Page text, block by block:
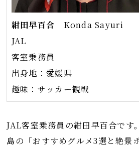
紺田早百合 Konda Sayuri
JAL
客室乗務員
出身地：愛媛県
趣味：サッカー観戦
JAL客室乗務員の紺田早百合です
島の「おすすめグルメ3選と絶景